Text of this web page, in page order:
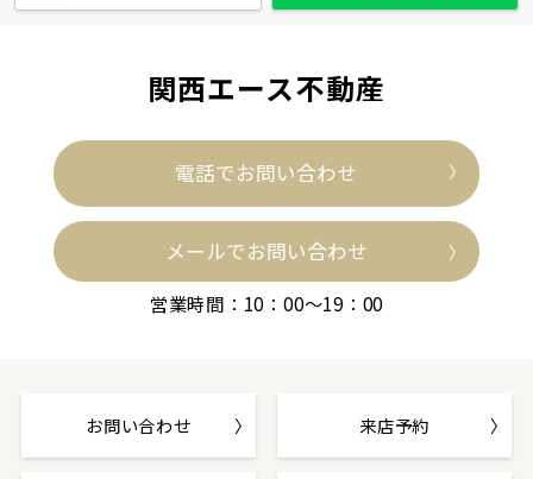
関西エース不動産
電話でお問い合わせ
メールでお問い合わせ
営業時間：10：00～19：00
お問い合わせ 来店予約